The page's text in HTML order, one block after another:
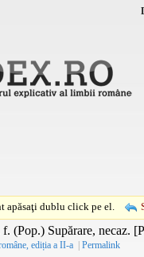
apăsaţi dublu click pe el.
f. (Pop.) Supărare, necaz. [
ediția a II-a | Permalink